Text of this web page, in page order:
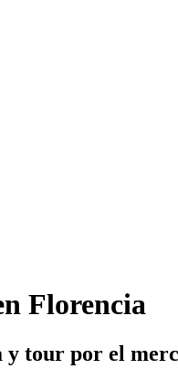
Florencia
y tour por el